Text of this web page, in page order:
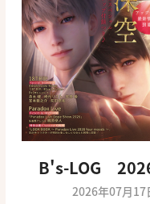
B's-LOG
2026年07月17